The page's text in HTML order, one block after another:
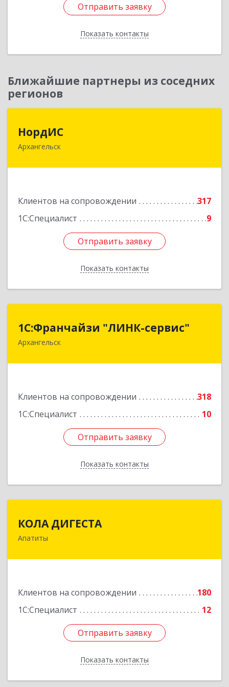
Отправить заявку
Показать контакты
Отправить заявку
Назад
Ближайшие партнеры из соседних
регионов
НордИС
Архангельск
Клиентов на сопровождении
317
1С:Специалист
9
Отправить заявку
Показать контакты
163071, Архангельская обл, Архангельск г,
Отправить заявку
Назад
1С:Франчайзи "ЛИНК-сервис"
Архангельск
Клиентов на сопровождении
318
1С:Специалист
10
Отправить заявку
Показать контакты
1С:Франчайзи "ЛИНК-сервис"
163000, Архангельская обл, Архангельск г,
Отправить заявку
Назад
КОЛА ДИГЕСТА
Апатиты
Клиентов на сопровождении
180
1С:Специалист
12
Отправить заявку
Показать контакты
Отправить заявку
Назад